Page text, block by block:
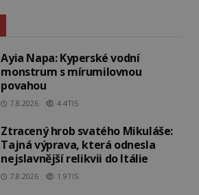
Ayia Napa: Kyperské vodní
monstrum s mírumilovnou
povahou
7.8.2026 4.4TIS
Ztracený hrob svatého Mikuláše:
Tajná výprava, která odnesla
nejslavnější relikvii do Itálie
7.8.2026 1.9TIS